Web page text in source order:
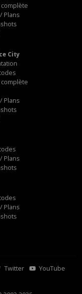
Plans
City
Plans
Plans
Plans
Twitter
YouTube